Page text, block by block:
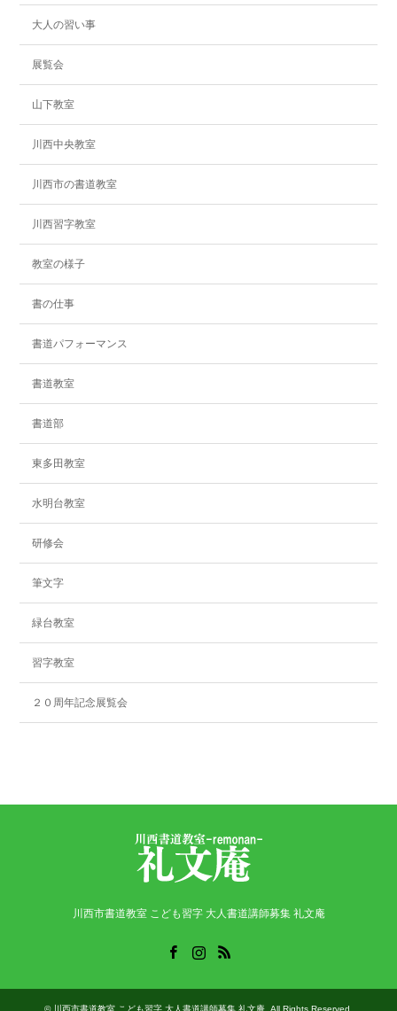
大人の習い事
展覧会
山下教室
川西中央教室
川西市の書道教室
川西習字教室
教室の様子
書の仕事
書道パフォーマンス
書道教室
書道部
東多田教室
水明台教室
研修会
筆文字
緑台教室
習字教室
２０周年記念展覧会
川西市書道教室 こども習字 大人書道講師募集 礼文庵
© 川西市書道教室 こども習字 大人書道講師募集 礼文庵 . All Rights Reserved.